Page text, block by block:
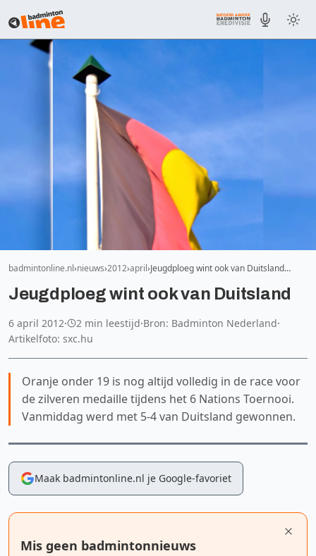
badmintonline.nl nieuws 2012 april Jeugdploeg wint ook van Duitsland…
Jeugdploeg wint ook van Duitsland
6 april 2012· 2 min leestijd·Bron: Badminton Nederland·
Artikelfoto: sxc.hu
Oranje onder 19 is nog altijd volledig in de race voor
de zilveren medaille tijdens het 6 Nations Toernooi.
Vanmiddag werd met 5-4 van Duitsland gewonnen.
Maak badmintonline.nl je Google-favoriet
Mis geen badmintonnieuws